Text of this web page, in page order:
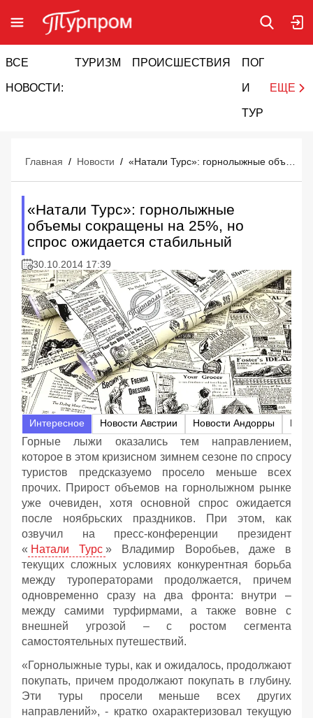
ВСЕ
НОВОСТИ:
ТУРИЗМ ПРОИСШЕСТВИЯ ПОГОДА
И
ТУРИЗМ
ЕЩЕ
Главная / Новости /
«Натали Турс»: горнолыжные
объемы сокращены на 25%, но
спрос ожидается стабильный
30.10.2014 17:39
Интересное Новости Австрии Новости Андорры
Горные лыжи оказались тем направлением,
которое в этом кризисном зимнем сезоне по спросу
туристов предсказуемо просело меньше всех
прочих. Прирост объемов на горнолыжном рынке
уже очевиден, хотя основной спрос ожидается
после ноябрьских праздников. При этом, как
озвучил на пресс-конференции президент
« Натали Турс » Владимир Воробьев, даже в
текущих сложных условиях конкурентная борьба
между туроператорами продолжается, причем
одновременно сразу на два фронта: внутри –
между самими турфирмами, а также вовне с
внешней угрозой – с ростом сегмента
самостоятельных путешествий.
«Горнолыжные туры, как и ожидалось, продолжают
покупать, причем продолжают покупать в глубину.
Эти туры просели меньше всех других
направлений», - кратко охарактеризовал текущую